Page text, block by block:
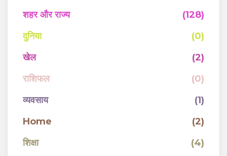
शहर और राज्य
(128)
दुनिया
(0)
खेल
(2)
राशिफल
(0)
व्यवसाय
(1)
Home
(2)
शिक्षा
(4)